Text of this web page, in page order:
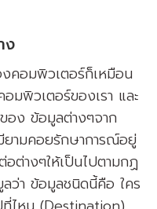
ง
งคอมพิวเตอร์ก็เหมือน
มพิวเตอร์ของเรา และ
ของ ข้อมูลต่างๆจาก
ยามคอยรักษาการณ์อยู่
ต่างๆให้เป็นไปตามกฏ
ว่า ข้อมูลชนิดนี้คือ ใคร